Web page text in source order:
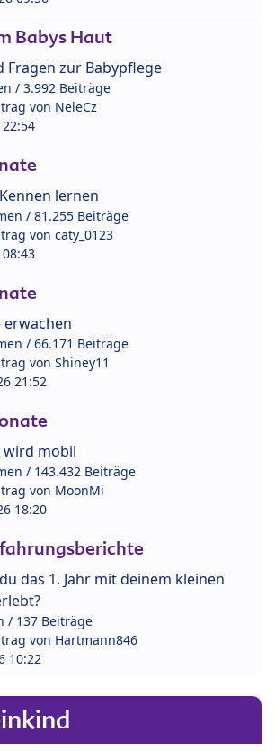
Babys Haut
Fragen zur Babypflege
/ 3.992 Beiträge
von NeleCz
lernen
/ 81.255 Beiträge
von caty_0123
erwachen
/ 66.171 Beiträge
von Shiney11
21:52
wird mobil
/ 143.432 Beiträge
von MoonMi
18:20
das 1. Jahr mit deinem kleinen
/ 137 Beiträge
von Hartmann846
10:22